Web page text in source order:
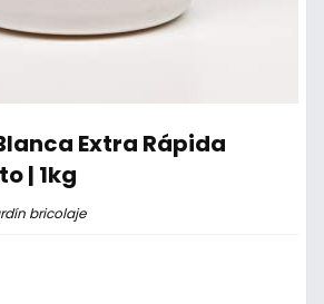
Extra Rápida
| 1kg
bricolaje